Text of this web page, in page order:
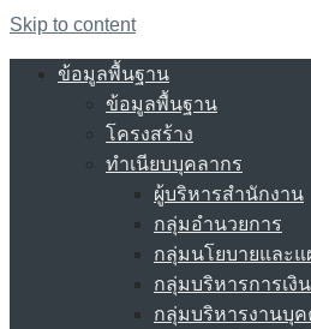
Skip to content
ข้อมูลพื้นฐาน
ข้อมูลพื้นฐาน
โครงสร้าง
ทำเนียบบุคลากร
ผู้บริหารสำนักงาน
กลุ่มอำนวยการ
กลุ่มนโยบายและแ
กลุ่มบริหารการเงิ
กลุ่มบริหารงานบุ